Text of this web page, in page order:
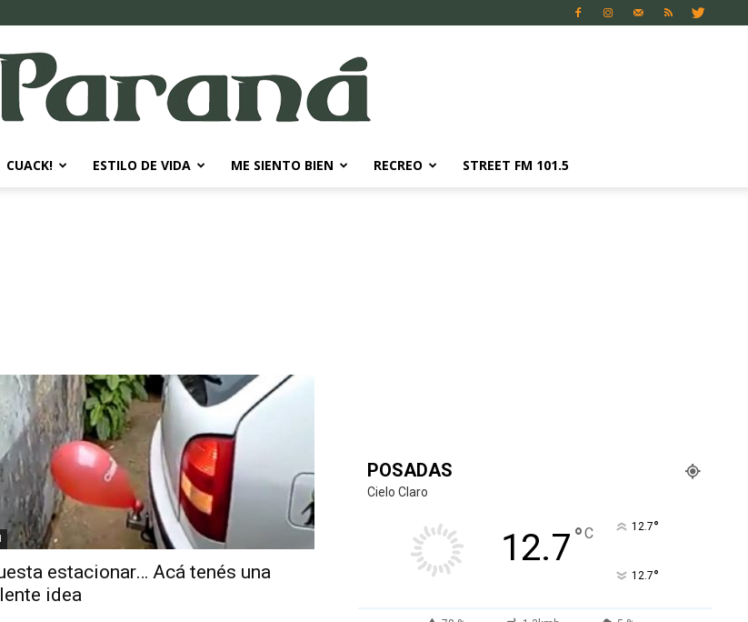
Diario
CUACK! ESTILO DE VIDA ME SIENTO BIEN RECREO STREET FM 101.5
estacionar… Acá tenés una
idea
POSADAS
Cielo Claro
12.7°C 12.7°
12.7°